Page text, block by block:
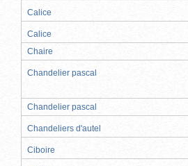
Calice
Calice
Chaire
Chandelier pascal
Chandelier pascal
Chandeliers d'autel
Ciboire